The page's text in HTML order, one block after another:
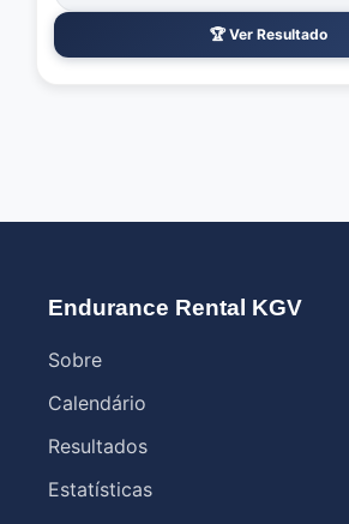
🏆 Ver Resultado
Endurance Rental KGV
Sobre
Calendário
Resultados
Estatísticas